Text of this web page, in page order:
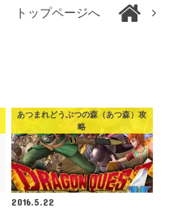
トップページへ
あつまれどうぶつの森（あつ森）攻
略
2016.5.22